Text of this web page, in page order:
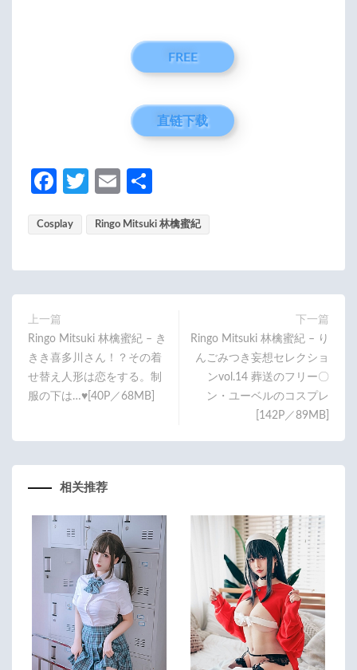
FREE
直链下载
Fa
b
k
T
itt
E
ail
Cosplay Ringo Mitsuki 林檎蜜紀
上一篇
Ringo Mitsuki 林檎蜜紀 – き
きき喜多川さん！？その着
せ替え人形は恋をする。制
服の下は…♥[40P／68MB]
下一篇
Ringo Mitsuki 林檎蜜紀 – り
んごみつき妄想セレクショ
ンvol.14 葬送のフリー〇
ン・ユーベルのコスプレ
[142P／89MB]
相关推荐